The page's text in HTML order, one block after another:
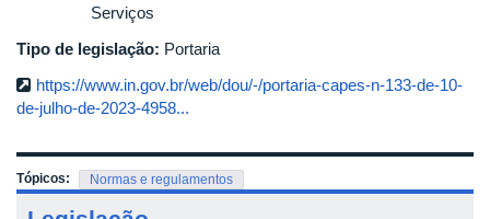
Serviços
Tipo de legislação: Portaria
https://www.in.gov.br/web/dou/-/portaria-capes-n-133-de-10-
de-julho-de-2023-4958...
Tópicos: Normas e regulamentos